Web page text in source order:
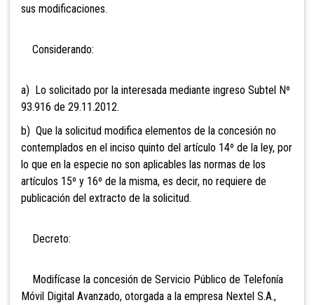
sus modificaciones.
Considerando:
a) Lo solicitado por la interesada mediante ingreso Subtel Nº
93.916 de 29.11.2012.
b) Que la solicitud modifica elementos de la concesión no
contemplados en el inciso quinto del artículo 14º de la ley, por
lo que en la especie no son aplicables las normas de los
artículos 15º y 16º de la misma, es decir, no requiere de
publicación del extracto de la solicitud.
Decreto:
Modifícase la concesión de Servicio Público de Telefonía
Móvil Digital Avanzado, otorgada a la empresa Nextel S.A.,